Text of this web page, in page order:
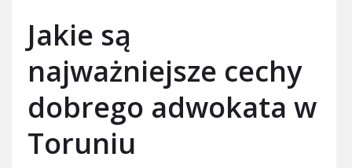
Jakie są
najważniejsze cechy
dobrego adwokata w
Toruniu